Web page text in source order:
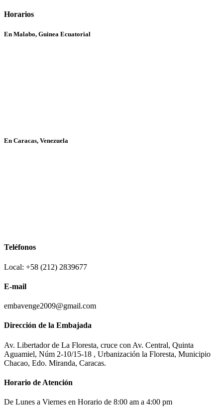
Horarios
En Malabo, Guinea Ecuatorial
En Caracas, Venezuela
Teléfonos
Local: +58 (212) 2839677
E-mail
embavenge2009@gmail.com
Dirección de la Embajada
Av. Libertador de La Floresta, cruce con Av. Central, Quinta
Aguamiel, Núm 2-10/15-18 , Urbanización la Floresta, Municipio
Chacao, Edo. Miranda, Caracas.
Horario de Atención
De Lunes a Viernes en Horario de 8:00 am a 4:00 pm